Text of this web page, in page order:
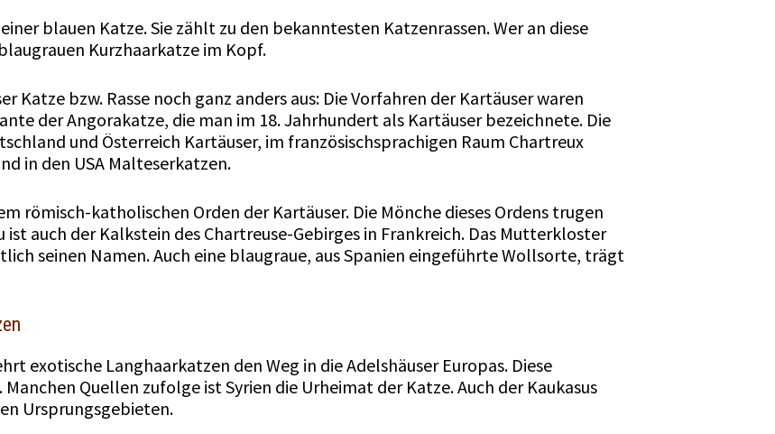
blauen Katze. Sie zählt zu den bekanntesten Katzenrassen. Wer an diese
Kurzhaarkatze im Kopf.
Katze bzw. Rasse noch ganz anders aus: Die Vorfahren der Kartäuser waren
der Angorakatze, die man im 18. Jahrhundert als Kartäuser bezeichnete. Die
und Österreich Kartäuser, im französischsprachigen Raum Chartreux
in den USA Malteserkatzen.
römisch-katholischen Orden der Kartäuser. Die Mönche dieses Ordens trugen
auch der Kalkstein des Chartreuse-Gebirges in Frankreich. Das Mutterkloster
seinen Namen. Auch eine blaugraue, aus Spanien eingeführte Wollsorte, trägt
exotische Langhaarkatzen den Weg in die Adelshäuser Europas. Diese
Quellen zufolge ist Syrien die Urheimat der Katze. Auch der Kaukasus
Ursprungsgebieten.